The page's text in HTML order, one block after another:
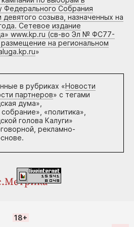
Федерального Собрания
созыва, назначенных на
Сетевое издание
www.kp.ru (св-во Эл № ФС77-
на региональном
»
в рубриках «Новости
партнеров» с тегами
дума»,
«политика»,
голова Калуги»
рекламно-
18+